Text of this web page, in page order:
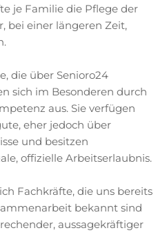
je Familie die Pflege der
bei einer längeren Zeit,
die über Senioro24
sich im Besonderen durch
aus. Sie verfügen
eher jedoch über
und besitzen
offizielle Arbeitserlaubnis.
Fachkräfte, die uns bereits
bekannt sind
aussagekräftiger